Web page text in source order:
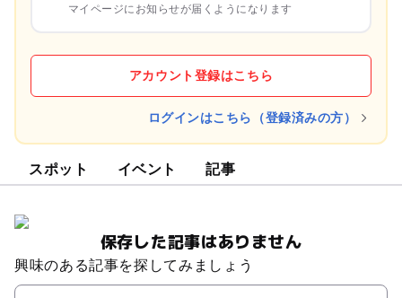
マイページにお知らせが届くようになります
アカウント登録はこちら
ログインはこちら（登録済みの方）
スポット イベント 記事
保存した記事はありません
興味のある記事を探してみましょう